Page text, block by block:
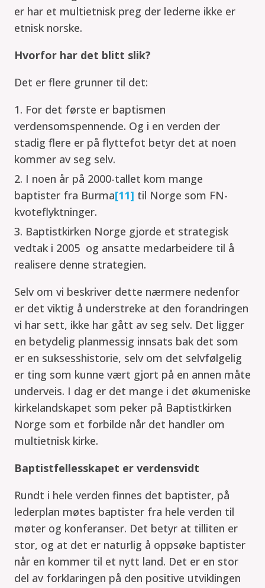
er har et multietnisk preg der lederne ikke er
etnisk norske.
Hvorfor har det blitt slik?
Det er flere grunner til det:
For det første er baptismen
verdensomspennende. Og i en verden der
stadig flere er på flyttefot betyr det at noen
kommer av seg selv.
I noen år på 2000-tallet kom mange
baptister fra Burma[11] til Norge som FN-
kvoteflyktninger.
Baptistkirken Norge gjorde et strategisk
vedtak i 2005 og ansatte medarbeidere til å
realisere denne strategien.
Selv om vi beskriver dette nærmere nedenfor
er det viktig å understreke at den forandringen
vi har sett, ikke har gått av seg selv. Det ligger
en betydelig planmessig innsats bak det som
er en suksesshistorie, selv om det selvfølgelig
er ting som kunne vært gjort på en annen måte
underveis. I dag er det mange i det økumeniske
kirkelandskapet som peker på Baptistkirken
Norge som et forbilde når det handler om
multietnisk kirke.
Baptistfellesskapet er verdensvidt
Rundt i hele verden finnes det baptister, på
lederplan møtes baptister fra hele verden til
møter og konferanser. Det betyr at tilliten er
stor, og at det er naturlig å oppsøke baptister
når en kommer til et nytt land. Det er en stor
del av forklaringen på den positive utviklingen